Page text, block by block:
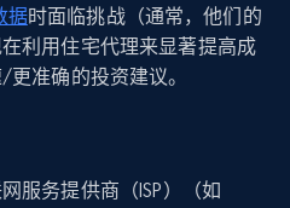
据时面临挑战（通常，他们的
利用住宅代理来显著提高成
准确的投资建议。
服务提供商（ISP）（如